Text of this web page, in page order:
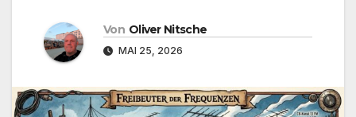
Von Oliver Nitsche
MAI 25, 2026